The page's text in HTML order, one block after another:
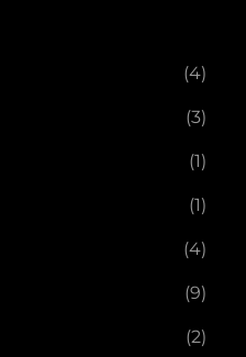
(4)
(3)
(1)
(1)
(4)
(9)
(2)